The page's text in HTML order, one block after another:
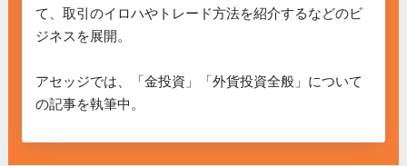
て、取引のイロハやトレード方法を紹介するなどのビ
ジネスを展開。
アセッジでは、「金投資」「外貨投資全般」について
の記事を執筆中。